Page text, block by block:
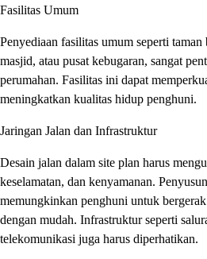
Fasilitas Umum
Penyediaan fasilitas umum seperti
masjid, atau pusat kebugaran, sangat
perumahan. Fasilitas ini dapat
meningkatkan kualitas hidup penghuni.
Jaringan Jalan dan Infrastruktur
Desain jalan dalam site plan harus
keselamatan, dan kenyamanan.
memungkinkan penghuni untuk
dengan mudah. Infrastruktur seperti
telekomunikasi juga harus diperhatikan.